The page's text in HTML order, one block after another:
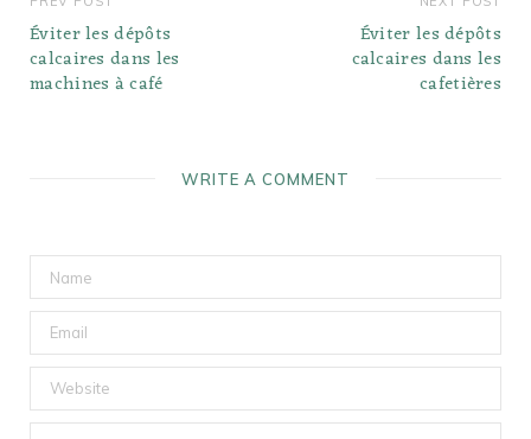
Éviter les dépôts
calcaires dans les
machines à café
Éviter les dépôts
calcaires dans les
cafetières
WRITE A COMMENT